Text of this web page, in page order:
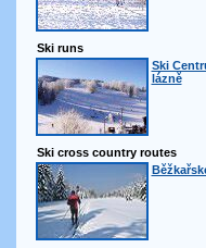
Ski runs
Ski
lázně
Ski cross country routes